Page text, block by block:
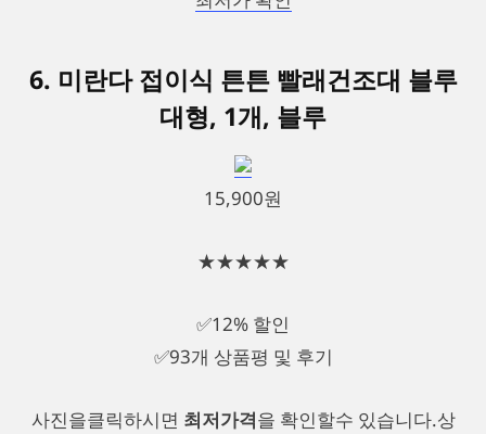
6. 미란다 접이식 튼튼 빨래건조대 블루
대형, 1개, 블루
15,900원
★★★★★
✅12% 할인
✅93개 상품평 및 후기
사진을클릭하시면 최저가격을 확인할수 있습니다.상